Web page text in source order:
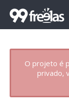
O projeto é
privado,